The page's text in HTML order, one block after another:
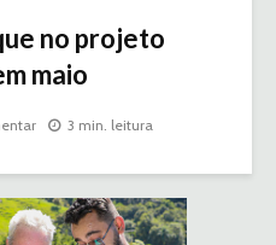
no projeto
maio
3 min. leitura